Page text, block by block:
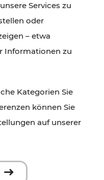
Services zu
oder
– etwa
Informationen zu
Kategorien Sie
können Sie
auf unserer